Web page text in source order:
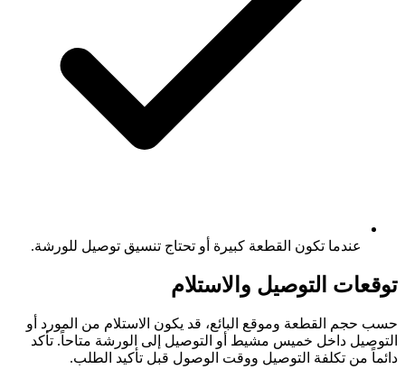
عندما تكون القطعة كبيرة أو تحتاج تنسيق توصيل للورشة.
توقعات التوصيل والاستلام
حسب حجم القطعة وموقع البائع، قد يكون الاستلام من المورد أو
التوصيل داخل خميس مشيط أو التوصيل إلى الورشة متاحاً. تأكد
دائماً من تكلفة التوصيل ووقت الوصول قبل تأكيد الطلب.